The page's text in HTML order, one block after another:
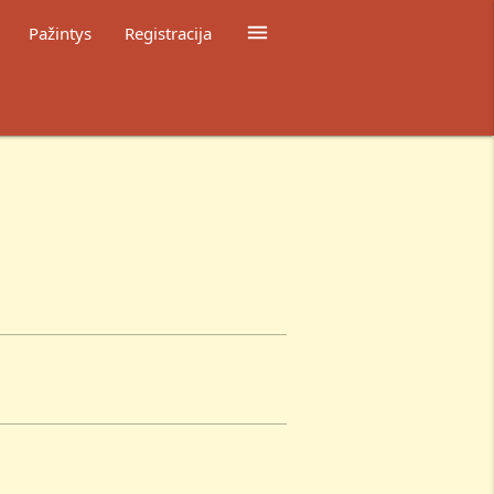

Pažintys Registracija